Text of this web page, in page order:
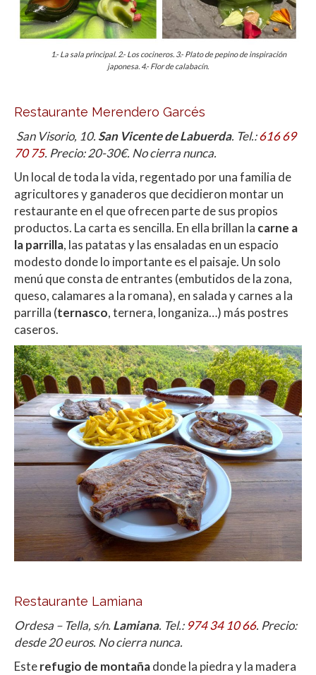
1.- La sala principal. 2.- Los cocineros. 3.- Plato de pepino de inspiración
japonesa. 4.- Flor de calabacín.
Restaurante Merendero Garcés
San Visorio, 10. San Vicente de Labuerda. Tel.:616 69
70 75. Precio: 20-30€. No cierra nunca.
Un local de toda la vida, regentado por una familia de
agricultores y ganaderos que decidieron montar un
restaurante en el que ofrecen parte de sus propios
productos. La carta es sencilla. En ella brillan la carne a
la parrilla, las patatas y las ensaladas en un espacio
modesto donde lo importante es el paisaje. Un solo
menú que consta de entrantes (embutidos de la zona,
queso, calamares a la romana), en salada y carnes a la
parrilla (ternasco, ternera, longaniza…) más postres
caseros.
Restaurante Lamiana
Ordesa – Tella, s/n. Lamiana. Tel.: 974 34 10 66. Precio:
desde 20 euros. No cierra nunca.
Esterefugio de montañadonde la piedra y la madera